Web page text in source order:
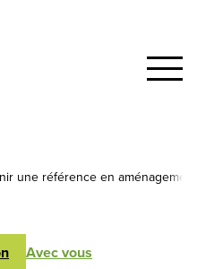
une référence en
Avec vous